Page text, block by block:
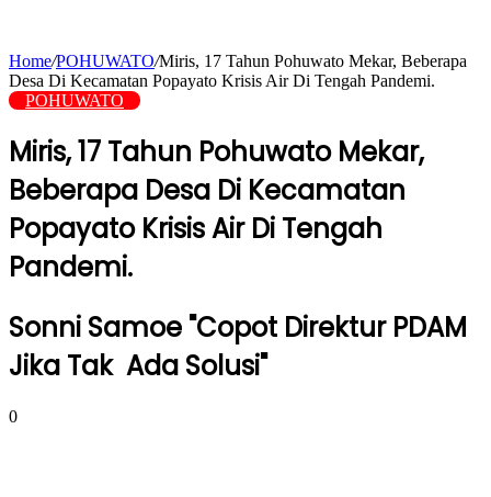
Home/POHUWATO/Miris, 17 Tahun Pohuwato Mekar, Beberapa
Desa Di Kecamatan Popayato Krisis Air Di Tengah Pandemi.
POHUWATO
Miris, 17 Tahun Pohuwato Mekar,
Beberapa Desa Di Kecamatan
Popayato Krisis Air Di Tengah
Pandemi.
Sonni Samoe "Copot Direktur PDAM
Jika Tak Ada Solusi"
0